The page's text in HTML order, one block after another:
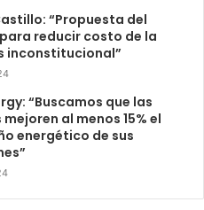
“Propuesta del
reducir costo de la
inconstitucional”
“Buscamos que las
al menos 15% el
energético de sus